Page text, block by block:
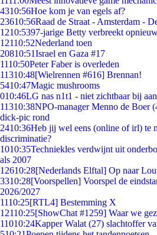
4310:56Hoe kom je van egels af?
23610:56Raad de Straat - Amsterdam -
1210:5397-jarige Betty verbreekt
12110:52Nederland toen
20810:51Israel en Gaza #17
1110:50Peter Faber is overleden
11310:48[Wielrennen #616] Brennan!
5410:47Magic mushrooms
010:46LG nas n1t1 - niet zichtbaar bij
11310:38NPO-manager Menno de Boer
dick-pic rond
2410:36Heb jij wel eens (online of irl) te
discriminatie?
1010:35Techniekles verdwijnt uit
als 2007
12610:28[Nederlands Elftal] Op naar
3310:28[Voorspellen] Voorspel de
2026/2027
1110:25[RTL4] Bestemming X
12110:25[ShowChat #1259] Waar we
11010:24Kapper Walat (27) slachtoffer